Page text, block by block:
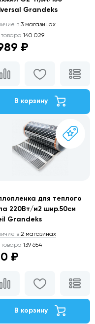
Grandeks
в 3 магазинах
товара 140 029
₽
В корзину
для теплого
220Вт/м2 шир.50см
Grandeks
в 2 магазинах
товара 139 654
₽
В корзину